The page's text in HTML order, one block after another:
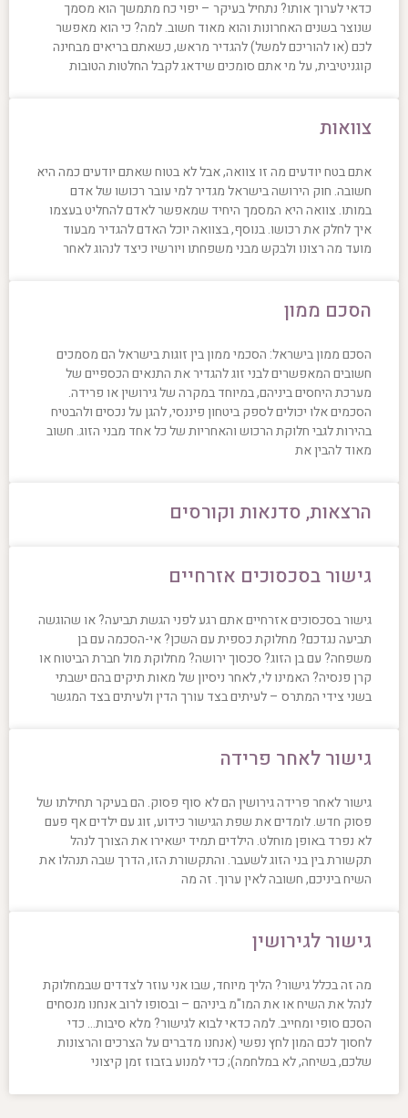
כדאי לערוך אותו? נתחיל בעיקר – יפוי כח מתמשך הוא מסמך
שנוצר בשנים האחרונות והוא מאוד חשוב. למה? כי הוא מאפשר
לכם (או להוריכם למשל) להגדיר מראש, כשאתם בריאים מבחינה
קוגניטיבית, על מי אתם סומכים שידאג לקבל החלטות הטובות
צוואות
אתם בטח יודעים מה זו צוואה, אבל לא בטוח שאתם יודעים כמה היא
חשובה. חוק הירושה בישראל מגדיר למי עובר רכושו של אדם
במותו. צוואה היא המסמך היחיד שמאפשר לאדם להחליט בעצמו
איך לחלק את רכושו. בנוסף, בצוואה יוכל האדם להגדיר מבעוד
מועד מה רצונו ולבקש מבני משפחתו ויורשיו כיצד לנהוג לאחר
הסכם ממון
הסכם ממון בישראל: הסכמי ממון בין זוגות בישראל הם מסמכים
חשובים המאפשרים לבני זוג להגדיר את התנאים הכספיים של
מערכת היחסים ביניהם, במיוחד במקרה של גירושין או פרידה.
הסכמים אלו יכולים לספק ביטחון פיננסי, להגן על נכסים ולהבטיח
בהירות לגבי חלוקת הרכוש והאחריות של כל אחד מבני הזוג. חשוב
מאוד להבין את
הרצאות, סדנאות וקורסים
גישור בסכסוכים אזרחיים
גישור בסכסוכים אזרחיים אתם רגע לפני הגשת תביעה? או שהוגשה
תביעה נגדכם? מחלוקת כספית עם השכן? אי-הסכמה עם בן
משפחה? עם בן הזוג? סכסוך ירושה? מחלוקת מול חברת הביטוח או
קרן פנסיה? האמינו לי, לאחר ניסיון של מאות תיקים בהם ישבתי
בשני צידי המתרס – לעיתים בצד עורך הדין ולעיתים בצד המגשר
גישור לאחר פרידה
גישור לאחר פרידה גירושין הם לא סוף פסוק. הם בעיקר תחילתו של
פסוק חדש. לומדים את שפת הגישור כידוע, זוג עם ילדים אף פעם
לא נפרד באופן מוחלט. הילדים תמיד ישאירו את הצורך לנהל
תקשורת בין בני הזוג לשעבר. והתקשורת הזו, הדרך שבה תנהלו את
השיח ביניכם, חשובה לאין ערוך. זה מה
גישור לגירושין
מה זה בכלל גישור? הליך מיוחד, שבו אני עוזר לצדדים שבמחלוקת
לנהל את השיח או את המו"מ ביניהם – ובסופו לרוב אנחנו מנסחים
הסכם סופי ומחייב. למה כדאי לבוא לגישור? מלא סיבות… כדי
לחסוך לכם המון לחץ נפשי (אנחנו מדברים על הצרכים והרצונות
שלכם, בשיחה, לא במלחמה); כדי למנוע בזבוז זמן קיצוני